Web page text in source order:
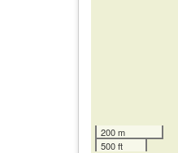
200 m
500 ft